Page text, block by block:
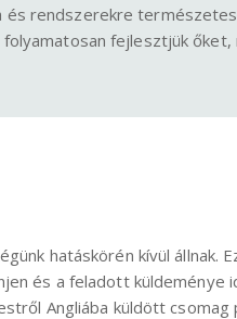
rendszerekre
fejlesztjük
hatáskörén kívül állnak.
és a feladott küldeménye
Angliába küldött